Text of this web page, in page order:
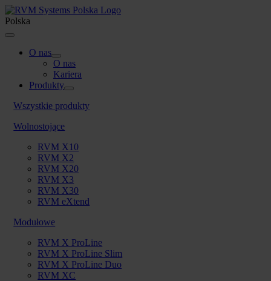
Skip
to
content
Polska
Toggle
NavigationO nas
O nas
Kariera
Produkty
Wszystkie produkty
Wolnostojące
RVM X10
RVM X2
RVM X20
RVM X3
RVM X30
RVM eXtend
Modułowe
RVM X ProLine
RVM X ProLine Slim
RVM X ProLine Duo
RVM XC